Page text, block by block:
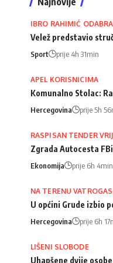
IBRO RAHIMIĆ
Velež predstavio
Sport prije 4h 31min
APEL KORISNICIMA
Komunalno Stolac:
Hercegovina prije 5h
RASPISAN TENDER
Zgrada Autocesta
Ekonomija prije 6h 4min
NA TERENU
U općini Grude izbio
Hercegovina prije 6h
LIŠENI SLOBODE
Uhapšene dvije